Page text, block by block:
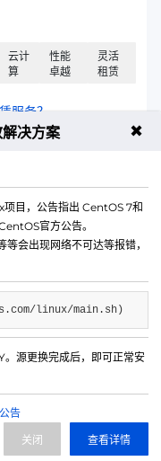
云计
算
性能
卓越
灵活
租赁
服务？
决方案 ✖
目，公告指出 CentOS 7和
官方公告。
会出现网络不可达等报错，
linux/main.sh)
。源更换完成后，即可正常安
告
查看详情
关闭